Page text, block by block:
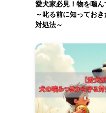
愛犬家必見！物を噛
～叱る前に知ってお
対処法～